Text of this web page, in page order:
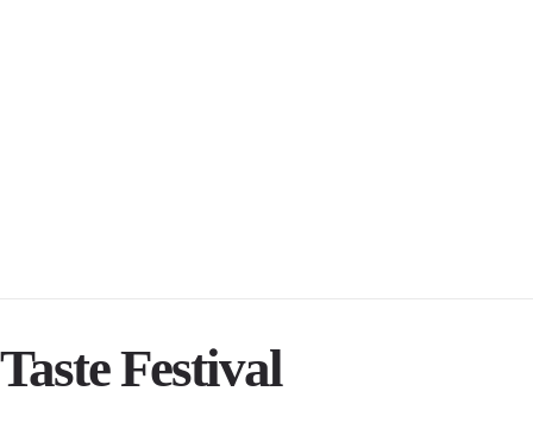
Taste Festival